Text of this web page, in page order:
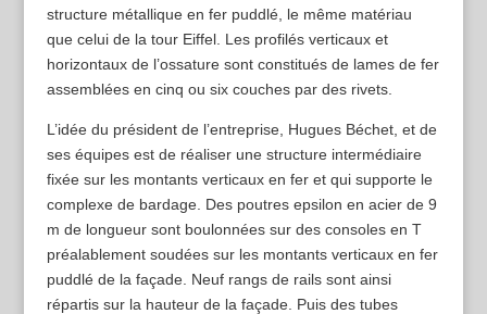
structure métallique en fer puddlé, le même matériau
que celui de la tour Eiffel. Les profilés verticaux et
horizontaux de l’ossature sont constitués de lames de fer
assemblées en cinq ou six couches par des rivets.
L’idée du président de l’entreprise, Hugues Béchet, et de
ses équipes est de réaliser une structure intermédiaire
fixée sur les montants verticaux en fer et qui supporte le
complexe de bardage. Des poutres epsilon en acier de 9
m de longueur sont boulonnées sur des consoles en T
préalablement soudées sur les montants verticaux en fer
puddlé de la façade. Neuf rangs de rails sont ainsi
répartis sur la hauteur de la façade. Puis des tubes